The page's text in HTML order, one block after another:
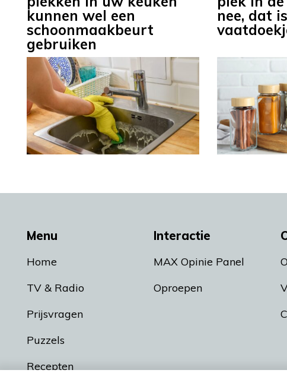
kunnen wel een
schoonmaakbeurt
gebruiken
nee, dat
Menu
Home
TV & Radio
Prijsvragen
Puzzels
Recepten
Interactie
MAX Opinie Panel
Oproepen